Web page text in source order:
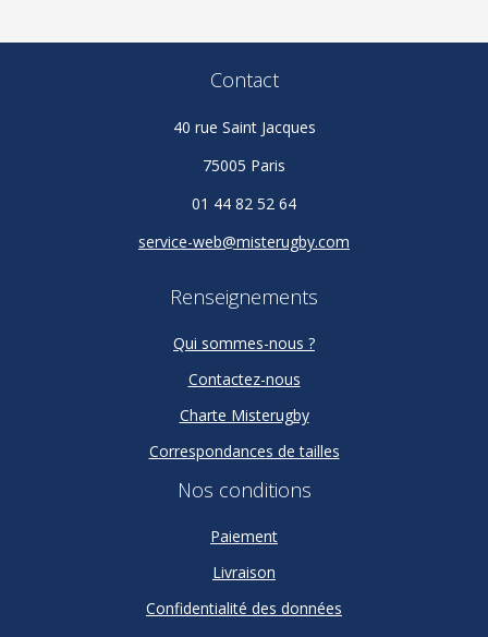
Contact
40 rue Saint Jacques
75005 Paris
01 44 82 52 64
service-web@misterugby.com
Renseignements
Qui sommes-nous ?
Contactez-nous
Charte Misterugby
Correspondances de tailles
Nos conditions
Paiement
Livraison
Confidentialité des données